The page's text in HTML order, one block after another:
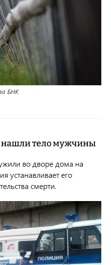
БНК
нашли тело мужчины
во дворе дома на
устанавливает его
смерти.